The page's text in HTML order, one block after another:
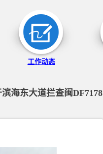
工作动态
海东大道拦查闽DF7178